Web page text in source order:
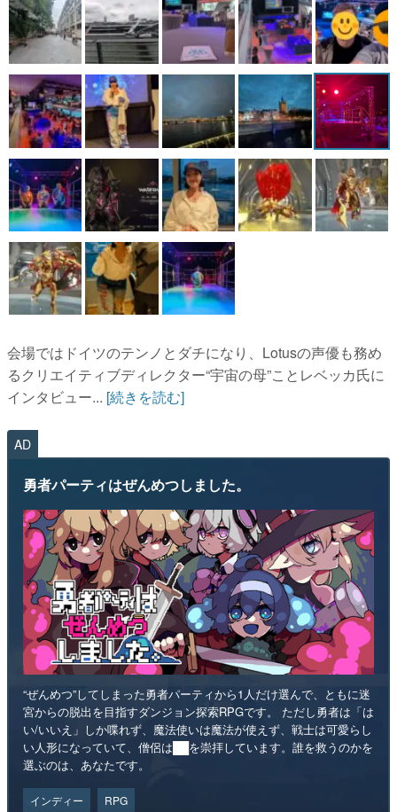
その他
電ファミニコゲーマーとは？
運営：株式会社マレ
会場ではドイツのテンノとダチになり、Lotusの声優も務め
るクリエイティブディレクター“宇宙の母”ことレベッカ氏に
インタビュー... [続きを読む]
AD
勇者パーティはぜんめつしました。
“ぜんめつ”してしまった勇者パーティから1人だけ選んで、ともに迷
宮からの脱出を目指すダンジョン探索RPGです。 ただし勇者は「は
い/いいえ」しか喋れず、魔法使いは魔法が使えず、戦士は可愛らし
い人形になっていて、僧侶は██を崇拝しています。誰を救うのかを
選ぶのは、あなたです。
インディー RPG